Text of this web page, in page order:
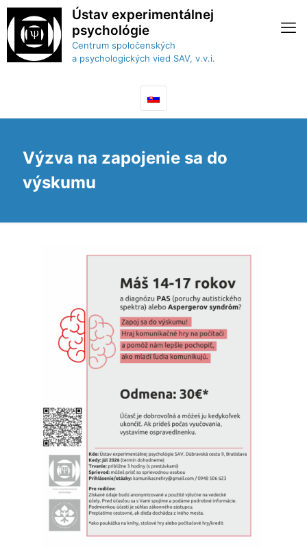
Ústav experimentálnej
psychológie
Centrum spoločenských
a psychologických vied SAV, v.v.i.
Výzva na zapojenie sa do
výskumu